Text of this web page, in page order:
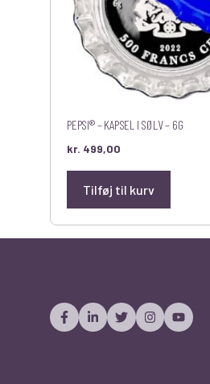
PEPSI® – KAPSEL I SØLV – 6G
kr. 499,00
Tilføj til kurv